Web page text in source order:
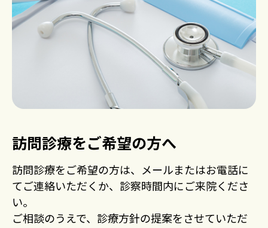
訪問診療をご希望の方へ
訪問診療をご希望の方は、メールまたはお電話に
てご連絡いただくか、診察時間内にご来院くださ
い。
ご相談のうえで、診療方針の提案をさせていただ